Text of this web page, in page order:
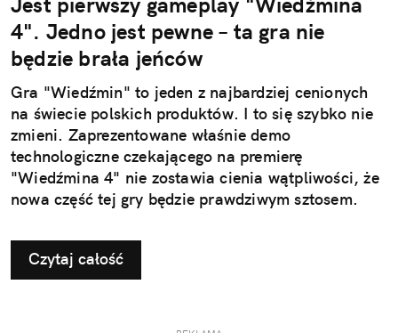
4". Jedno jest pewne – ta gra nie
będzie brała jeńców
Gra "Wiedźmin" to jeden z najbardziej cenionych
na świecie polskich produktów. I to się szybko nie
zmieni. Zaprezentowane właśnie demo
technologiczne czekającego na premierę
"Wiedźmina 4" nie zostawia cienia wątpliwości, że
nowa część tej gry będzie prawdziwym sztosem.
Czytaj całość